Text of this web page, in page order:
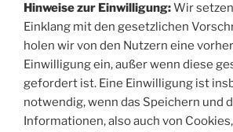
Hinweise zur Einwilligung:Wir
Einklang mit den gesetzlichen
holen wir von den Nutzern eine
Einwilligung ein, außer wenn diese
gefordert ist. Eine Einwilligung ist
notwendig, wenn das Speichern und
Informationen, also auch von